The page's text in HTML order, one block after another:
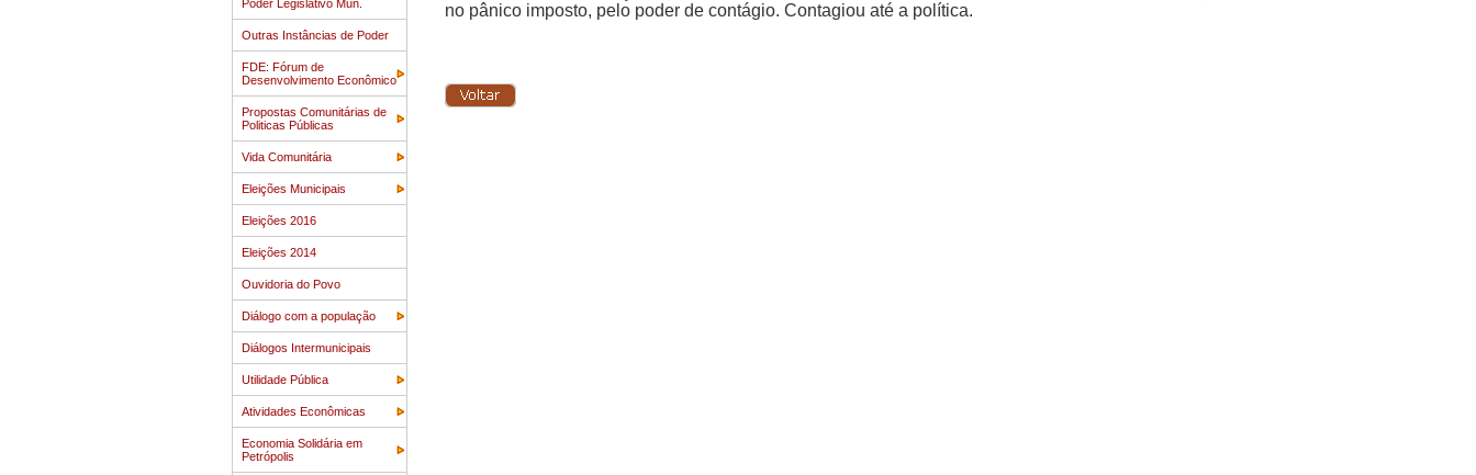
Poder Legislativo Mun.
Outras Instâncias de Poder
FDE: Fórum de
Desenvolvimento Econômico
Propostas Comunitárias de
Politicas Públicas
Vida Comunitária
Eleições Municipais
Eleições 2016
Eleições 2014
Ouvidoria do Povo
Diálogo com a população
Diálogos Intermunicipais
Utilidade Pública
Atividades Econômicas
Economia Solidária em
Petrópolis
no pânico imposto, pelo poder de contágio. Contagiou até a política.